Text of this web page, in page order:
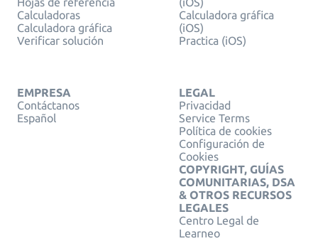
Calculadoras
Calculadora gráfica
Verificar solución
Calculadora gráfica
(iOS)
Practica (iOS)
EMPRESA
Contáctanos
Español
LEGAL
Privacidad
Service Terms
Política de cookies
Configuración de
Cookies
COPYRIGHT, GUÍAS
COMUNITARIAS, DSA
& OTROS RECURSOS
LEGALES
Centro Legal de
Learneo